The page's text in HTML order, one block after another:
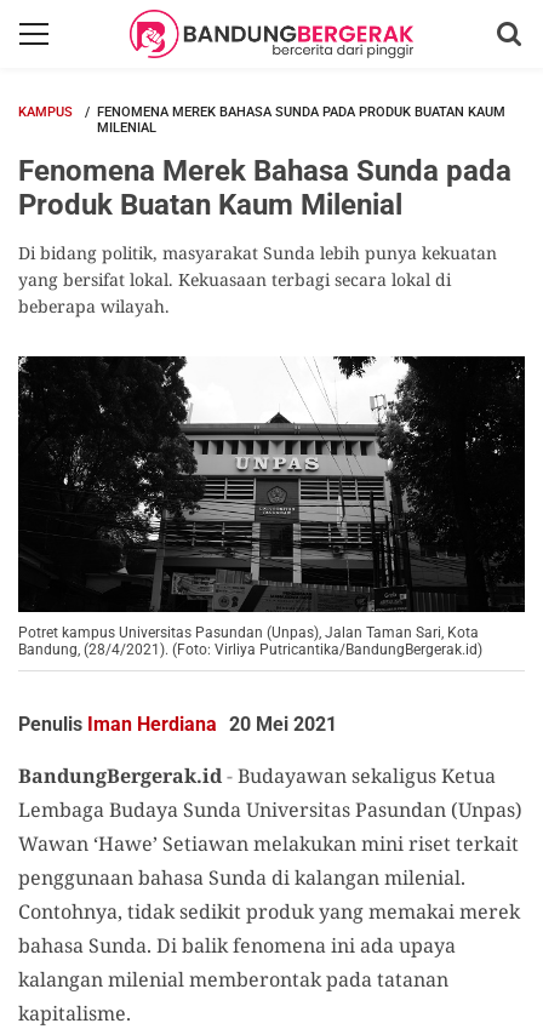
KAMPUS
FENOMENA MEREK BAHASA SUNDA PADA PRODUK BUATAN KAUM
MILENIAL
Fenomena Merek Bahasa Sunda pada
Produk Buatan Kaum Milenial
Di bidang politik, masyarakat Sunda lebih punya kekuatan
yang bersifat lokal. Kekuasaan terbagi secara lokal di
beberapa wilayah.
Potret kampus Universitas Pasundan (Unpas), Jalan Taman Sari, Kota
Bandung, (28/4/2021). (Foto: Virliya Putricantika/BandungBergerak.id)
Penulis Iman Herdiana 20 Mei 2021
BandungBergerak.id-Budayawan sekaligus Ketua
Lembaga Budaya Sunda Universitas Pasundan (Unpas)
Wawan ‘Hawe’ Setiawan melakukan mini riset terkait
penggunaan bahasa Sunda di kalangan milenial.
Contohnya, tidak sedikit produk yang memakai merek
bahasa Sunda. Di balik fenomena ini ada upaya
kalangan milenial memberontak pada tatanan
kapitalisme.